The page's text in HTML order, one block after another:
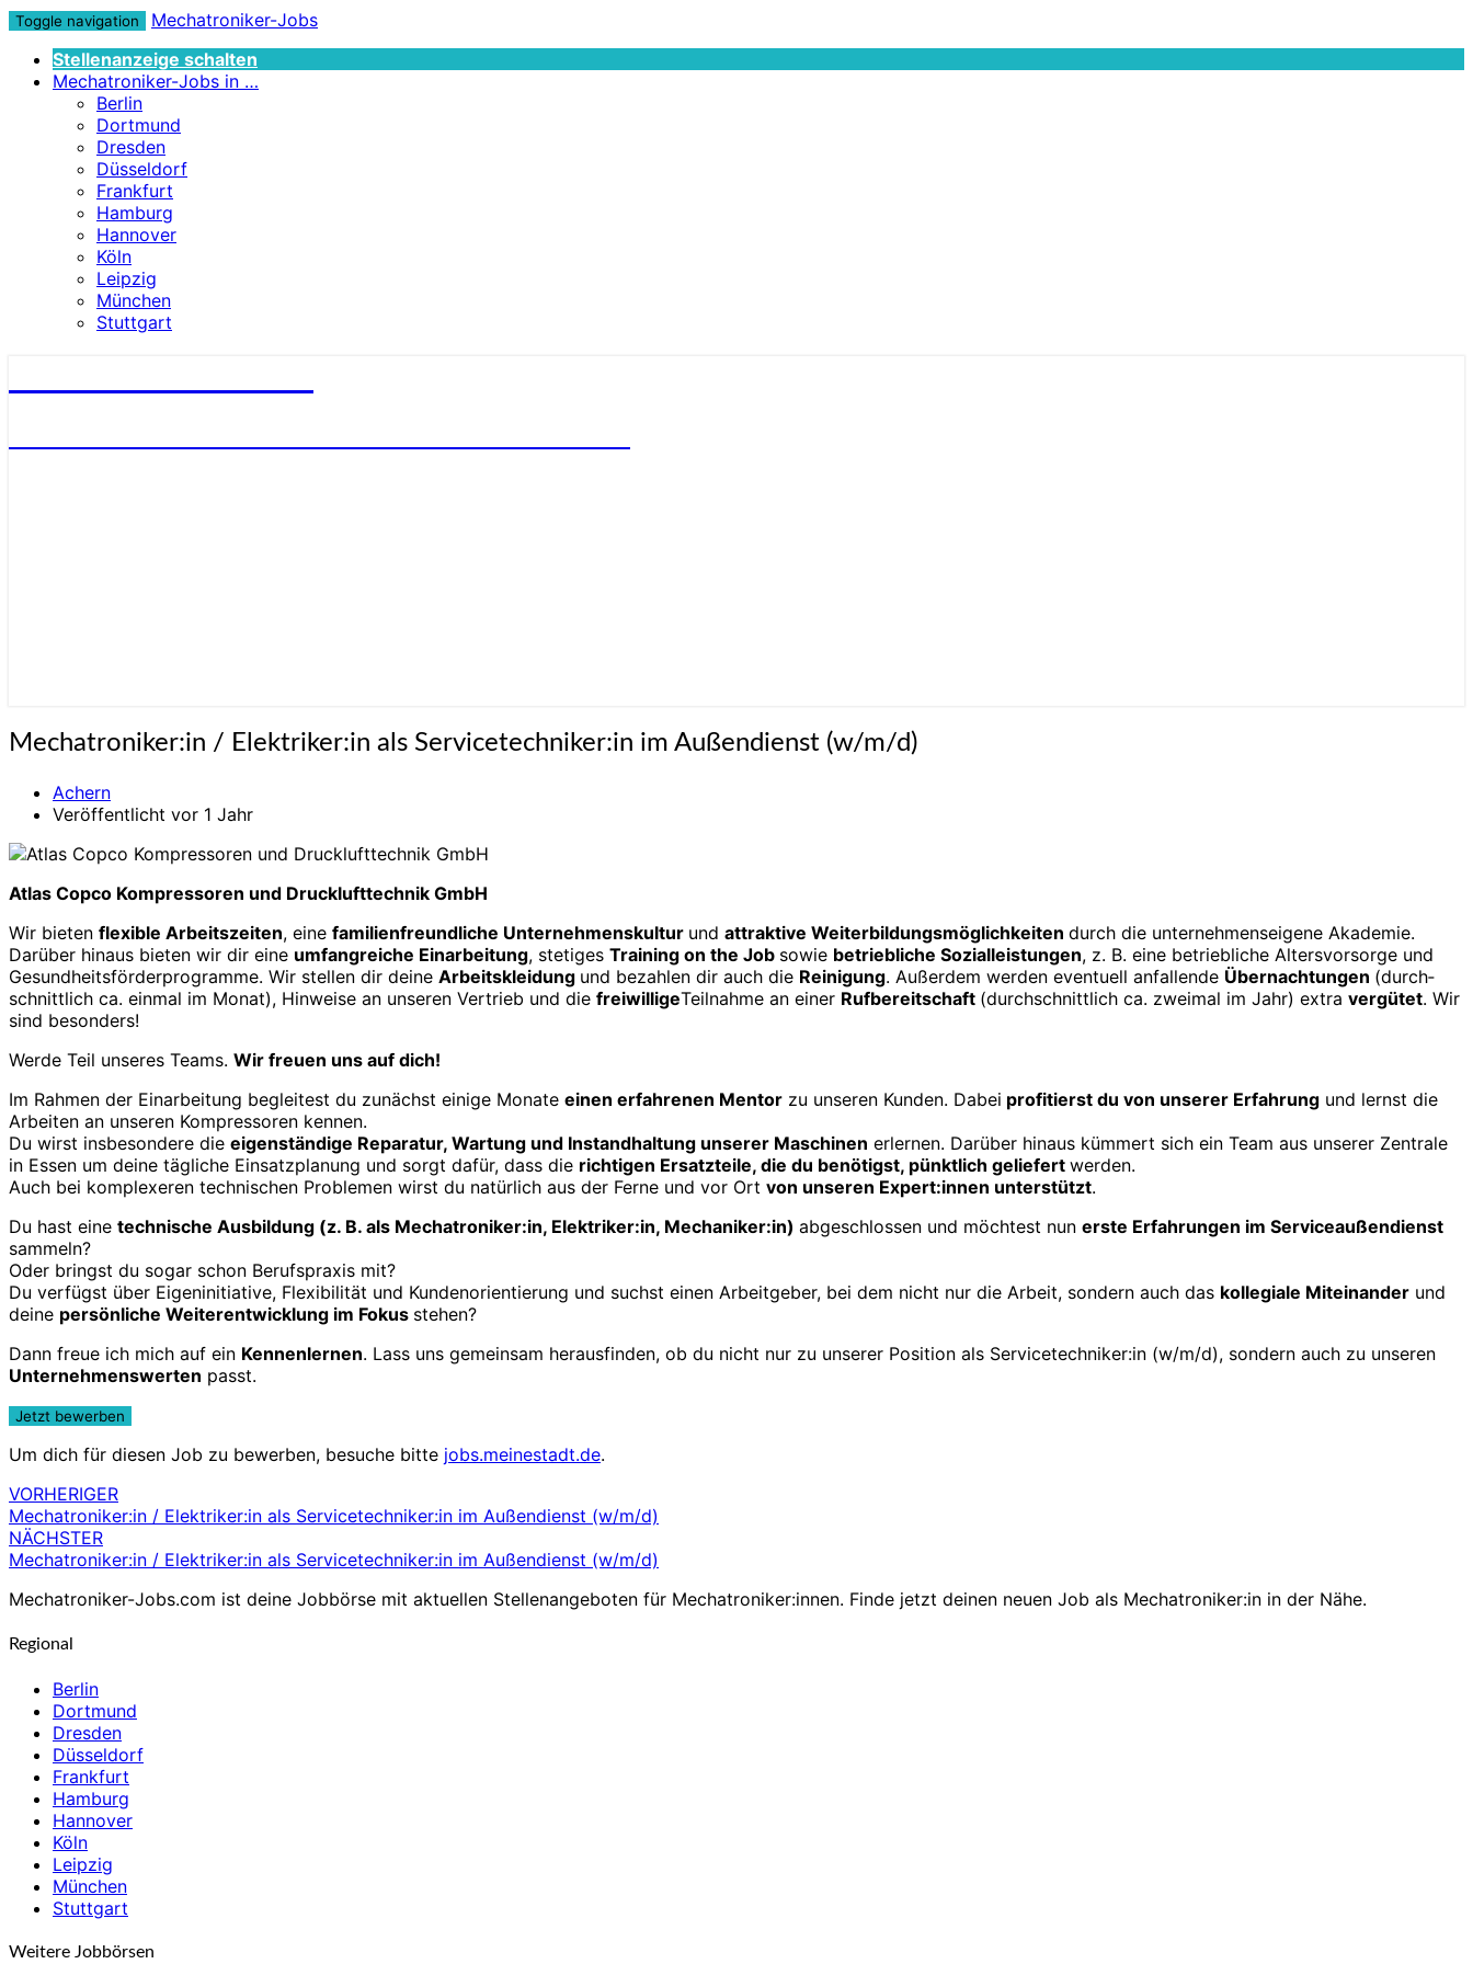
Toggle navigation
Mechatroniker-Jobs
Stellenanzeige schalten
Mechatroniker-Jobs in …
Berlin
Dortmund
Dresden
Düsseldorf
Frankfurt
Hamburg
Hannover
Köln
Leipzig
München
Stuttgart
Mechatroniker:in
Elektriker:in
Servicetechniker:in
im
Außendienst
(w/m/d)
Mechatroniker:in / Elektriker:in als Servicetechniker:in im Außendienst (w/m/d)
Achern
Veröffentlicht vor 1 Jahr
Atlas Copco Kompressoren und Drucklufttechnik GmbH
Wir bieten flexible Arbeitszeiten, eine familien­freund­liche Unternehmenskultur und attraktive Weiter­bildungs­möglich­keiten durch die unter­nehmens­eigene Akademie.
Darüber hinaus bieten wir dir eine umfang­reiche Ein­arbeitung, stetiges Training on the Job sowie betrieb­liche Sozial­leistungen, z. B. eine betrieb­liche Altersvorsorge und
Gesundheits­förder­programme. Wir stellen dir deine Arbeitskleidung und bezahlen dir auch die Reinigung. Außerdem werden eventuell anfallende Übernachtungen (durch­
schnitt­lich ca. einmal im Monat), Hinweise an unseren Vertrieb und die freiwilligeTeilnahme an einer Ruf­bereit­schaft (durch­schnitt­lich ca. zweimal im Jahr) extra vergütet. Wir
sind besonders!
Werde Teil unseres Teams. Wir freuen uns auf dich!
Im Rahmen der Ein­arbeitung begleitest du zunächst einige Monate einen erfahrenen Mentor zu unseren Kunden. Dabei profitierst du von unserer Erfahrung und lernst die
Arbeiten an unseren Kom­pressoren kennen.
Du wirst insbesondere die eigenständige Reparatur, Wartung und Instand­haltung unserer Maschinen erlernen. Darüber hinaus kümmert sich ein Team aus unserer Zentrale
in Essen um deine tägliche Einsatz­planung und sorgt dafür, dass die richtigen Ersatz­teile, die du benötigst, pünktlich geliefert werden.
Auch bei komplexeren tech­nischen Problemen wirst du natür­lich aus der Ferne und vor Ort von unseren Expert:innen unter­stützt.
Du hast eine technische Aus­bildung (z. B. als Mechatroniker:in, Elektriker:in, Mechaniker:in) abge­schlossen und möchtest nun erste Er­fahrungen im Serviceaußendienst
sammeln?
Oder bringst du sogar schon Berufspraxis mit?
Du verfügst über Eigen­initia­tive, Flexibi­lität und Kunden­orientierung und suchst einen Arbeitgeber, bei dem nicht nur die Arbeit, sondern auch das kollegiale Mit­einander und
deine persönliche Weiter­entwick­lung im Fokus stehen?
Dann freue ich mich auf ein Kennen­lernen. Lass uns gemeinsam heraus­finden, ob du nicht nur zu unserer Position als Service­techniker:in (w/m/d), sondern auch zu unseren
Unter­nehmens­werten passt.
Um dich für diesen Job zu bewerben, besuche bitte jobs.meinestadt.de.
Beitragsnavigation
VORHERIGER
Mechatroniker:in / Elektriker:in als Servicetechniker:in im Außendienst (w/m/d)
NÄCHSTER
Mechatroniker:in / Elektriker:in als Servicetechniker:in im Außendienst (w/m/d)
Mechatroniker-Jobs.com ist deine Jobbörse mit aktuellen Stellenangeboten für Mechatroniker:innen. Finde jetzt deinen neuen Job als Mechatroniker:in in der Nähe.
Regional
Berlin
Dortmund
Dresden
Düsseldorf
Frankfurt
Hamburg
Hannover
Köln
Leipzig
München
Stuttgart
Weitere Jobbörsen